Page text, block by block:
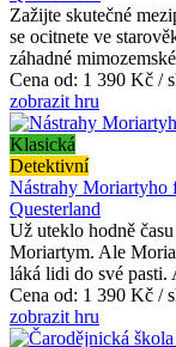
Zažijte skutečné
se ocitnete ve
záhadné
Cena od: 1 390 Kč /
zobrazit hru
Klasická
Detektivní
Nástrahy Moriartyho
Questerland
Už uteklo hodně
Moriartym. Ale
láká lidi do své pasti.
Cena od: 1 390 Kč /
zobrazit hru